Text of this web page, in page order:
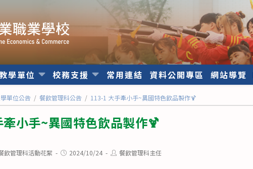
學單位 校務支援 常用連結 資料公開專區 網站導覽
單位公告 / 餐飲管理科公告 / 113-1 大手牽小手~異國特色飲品製作🍹
小手~異國特色飲品製作🍹
飲管理科活動花絮
Post2024/10/24
Post餐飲管理科主任